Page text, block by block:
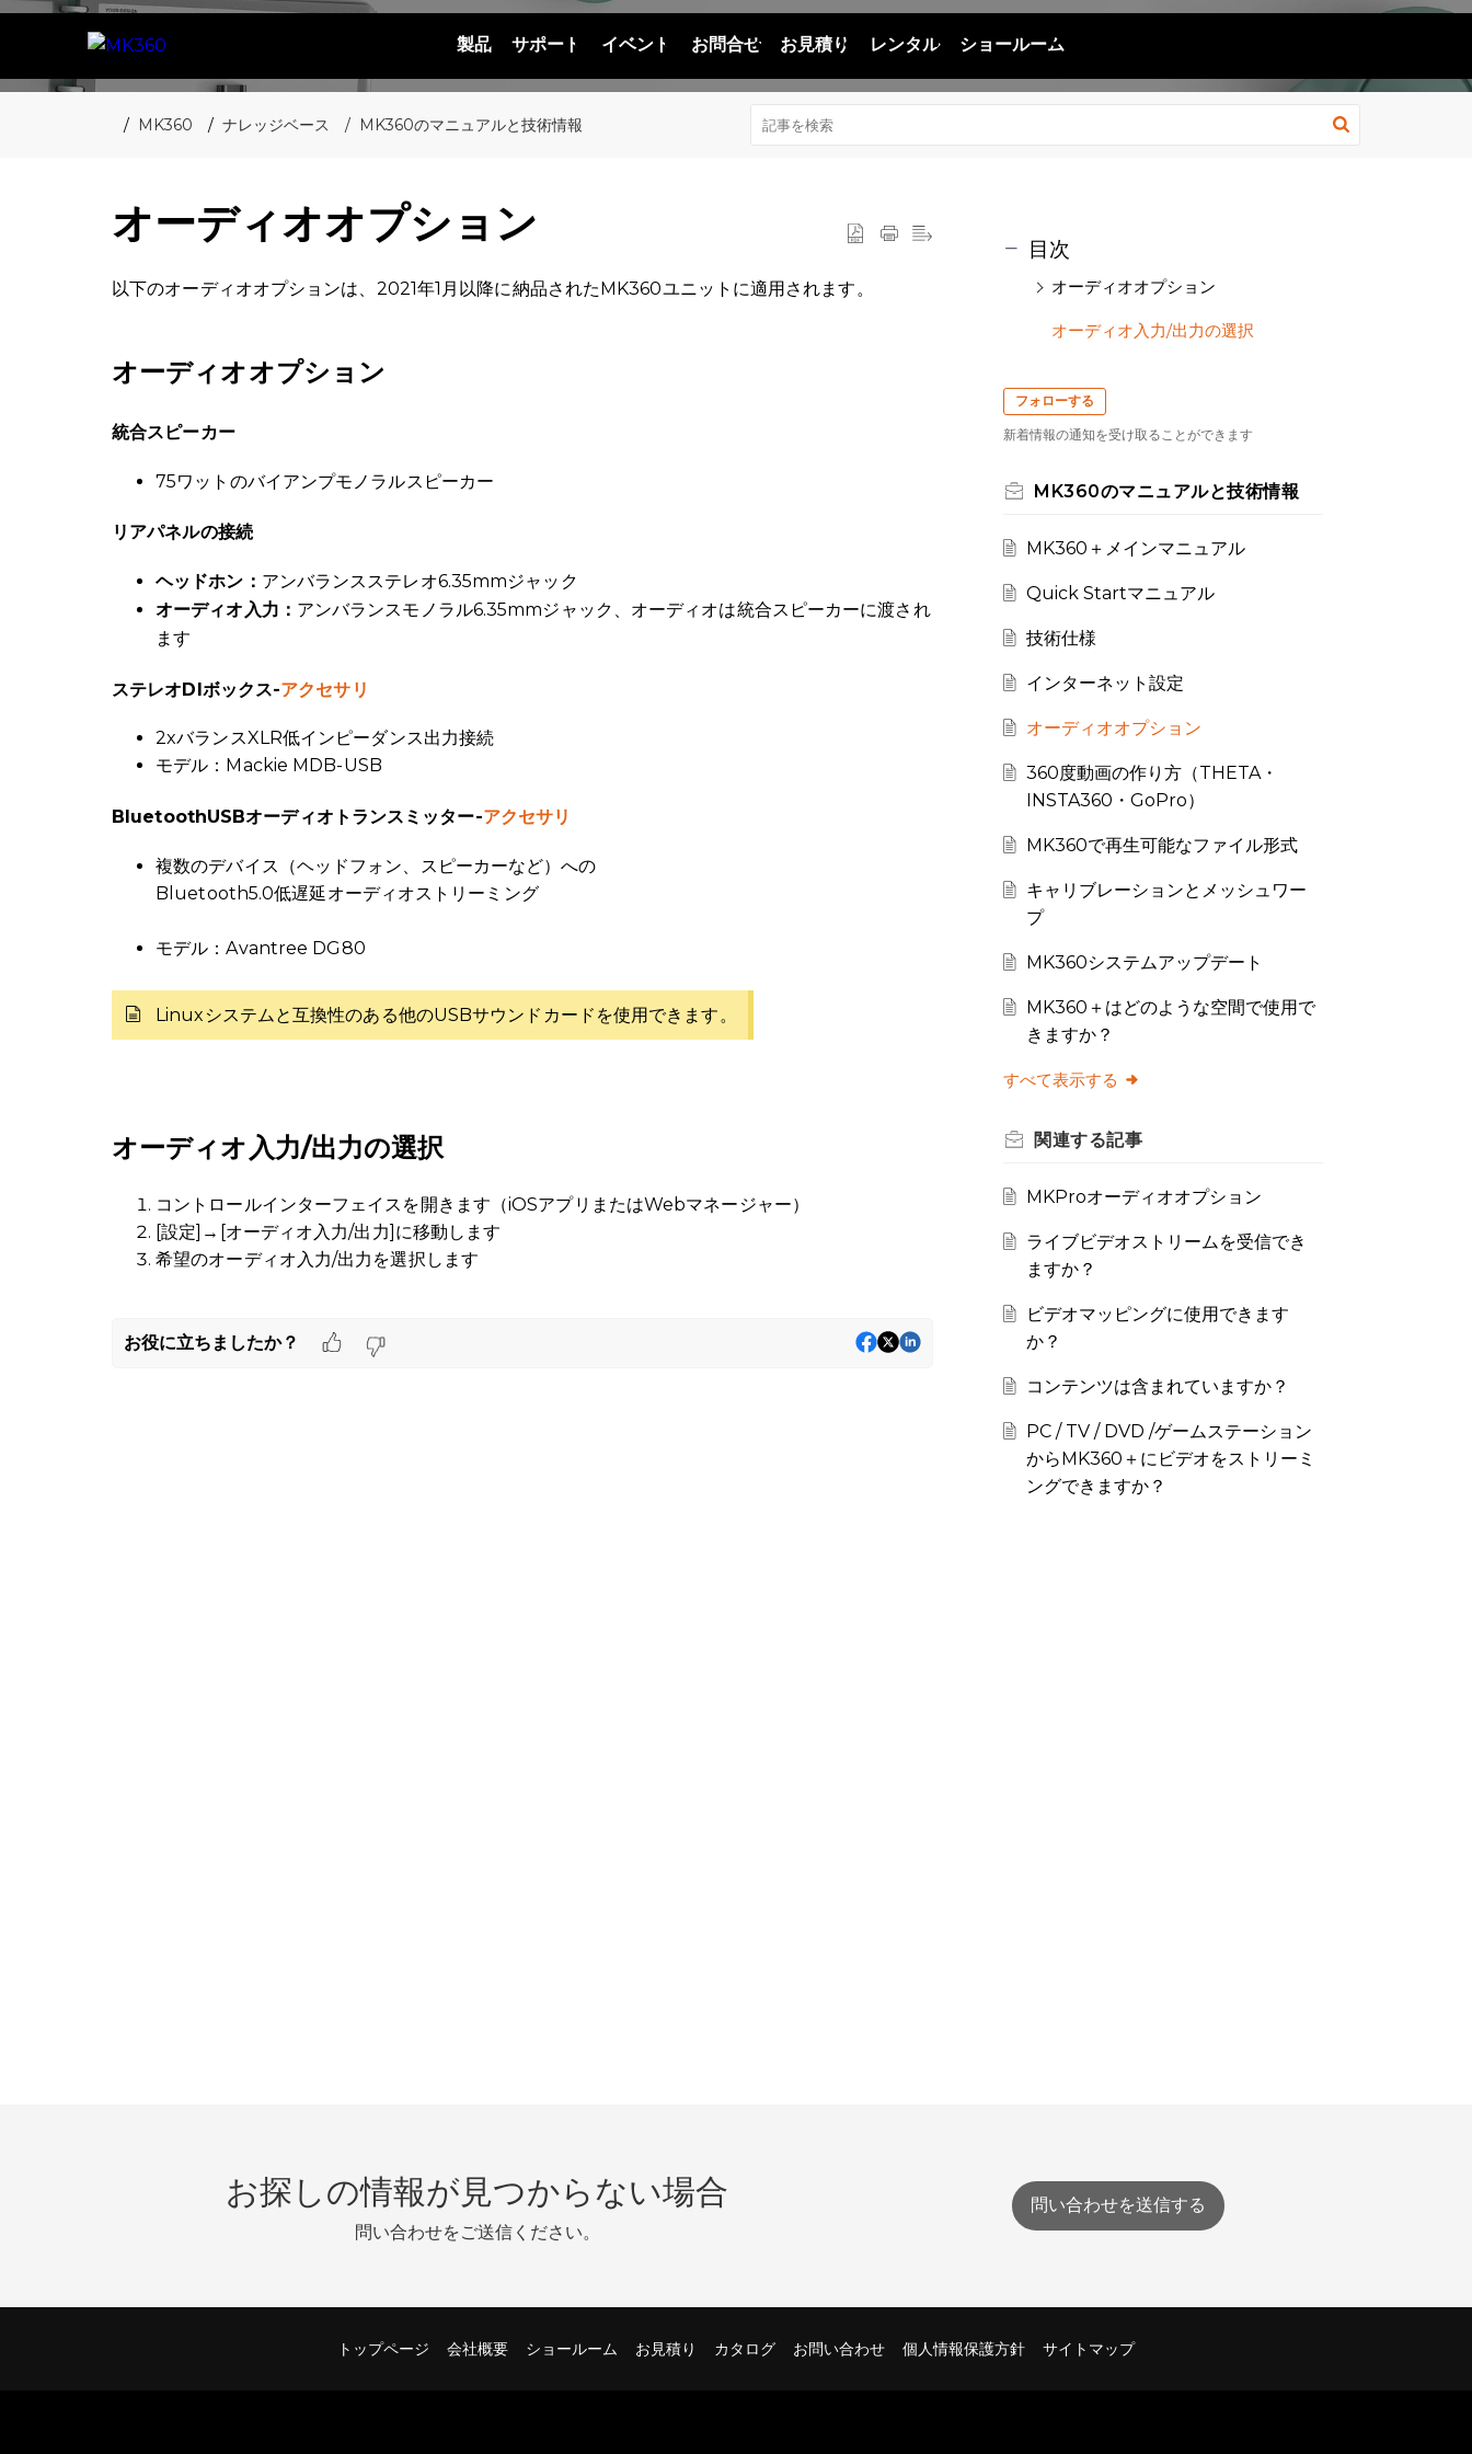
製品 サポート イベント お問合せ お見積り レンタル ショールーム
MK360 ナレッジベース MK360のマニュアルと技術情報
オーディオオプション
以下のオーディオオプションは、2021年1月以降に納品されたMK360ユニットに適用されます。
オーディオオプション
統合スピーカー
75ワットのバイアンプモノラルスピーカー
リアパネルの接続
ヘッドホン： アンバランスステレオ6.35mmジャック
オーディオ入力： アンバランスモノラル6.35mmジャック、オーディオは統合スピーカーに渡され
ます
ステレオDIボックス-アクセサリ
2xバランスXLR低インピーダンス出力接続
モデル：Mackie MDB-USB
BluetoothUSBオーディオトランスミッター-アクセサリ
複数のデバイス（ヘッドフォン、スピーカーなど）への
Bluetooth5.0低遅延オーディオストリーミング
モデル：Avantree DG80
Linuxシステムと互換性のある他のUSBサウンドカードを使用できます。
オーディオ入力/出力の選択
コントロールインターフェイスを開きます（iOSアプリまたはWebマネージャー）
[設定]→[オーディオ入力/出力]に移動します
希望のオーディオ入力/出力を選択します
お役に立ちましたか？
目次
オーディオオプション
オーディオ入力/出力の選択
フォローする
新着情報の通知を受け取ることができます
MK360のマニュアルと技術情報
MK360＋メインマニュアル
Quick Startマニュアル
技術仕様
インターネット設定
オーディオオプション
360度動画の作り方（THETA・
INSTA360・GoPro）
MK360で再生可能なファイル形式
キャリブレーションとメッシュワー
プ
MK360システムアップデート
MK360＋はどのような空間で使用で
きますか？
すべて表示する
関連する記事
MKProオーディオオプション
ライブビデオストリームを受信でき
ますか？
ビデオマッピングに使用できます
か？
コンテンツは含まれていますか？
PC / TV / DVD /ゲームステーション
からMK360＋にビデオをストリーミ
ングできますか？
お探しの情報が見つからない場合
問い合わせをご送信ください。
問い合わせを送信する
トップページ 会社概要 ショールーム お見積り カタログ お問い合わせ 個人情報保護方針 サイトマップ